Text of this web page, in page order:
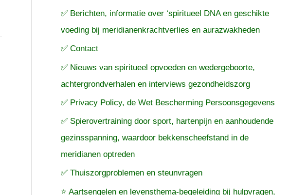
✅ Berichten, informatie over ‘spiritueel DNA en geschikte
voeding bij meridianenkrachtverlies en aurazwakheden
✅ Contact
✅ Nieuws van spiritueel opvoeden en wedergeboorte,
achtergrondverhalen en interviews gezondheidszorg
✅ Privacy Policy, de Wet Bescherming Persoonsgegevens
✅ Spierovertraining door sport, hartenpijn en aanhoudende
gezinsspanning, waardoor bekkenscheefstand in de
meridianen optreden
✅ Thuiszorgproblemen en steunvragen
⭐ Aartsengelen en levensthema-begeleiding bij hulpvragen,